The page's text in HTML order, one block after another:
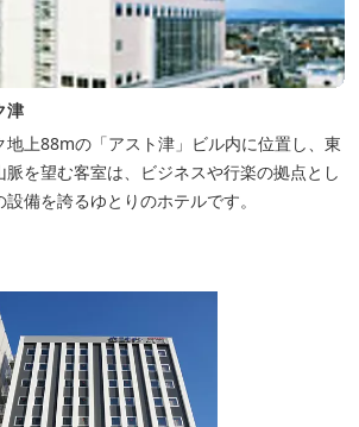
津
上88mの「アスト津」ビル内に位置し、東
を望む客室は、ビジネスや行楽の拠点とし
備を誇るゆとりのホテルです。